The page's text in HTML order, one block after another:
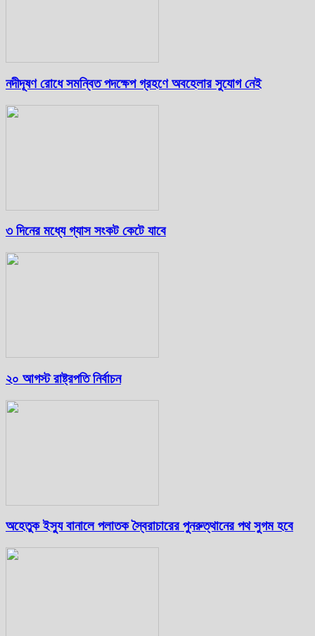
নদীদূষণ রোধে সমন্বিত পদক্ষেপ গ্রহণে অবহেলার সুযোগ নেই
৩ দিনের মধ্যে গ্যাস সংকট কেটে যাবে
২০ আগস্ট রাষ্ট্রপতি নির্বাচন
অহেতুক ইস্যু বানালে পলাতক স্বৈরাচারের পুনরুত্থানের পথ সুগম হবে